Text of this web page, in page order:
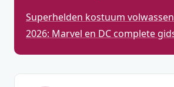
Superhelden kostuum
2026: Marvel en DC complete